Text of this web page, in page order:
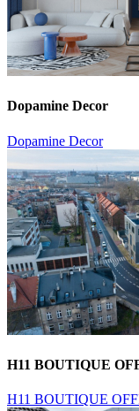
Dopamine Decor
Dopamine Decor
H11 BOUTIQUE
H11 BOUTIQUE